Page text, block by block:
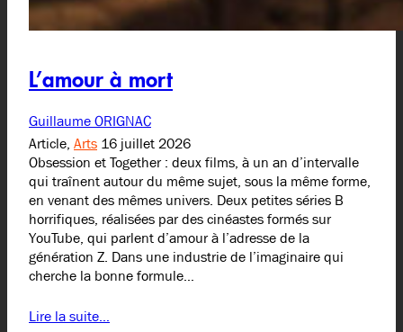
L’amour à mort
Guillaume ORIGNAC
Article, Arts 16 juillet 2026
Obsession et Together : deux films, à un an d’intervalle
qui traînent autour du même sujet, sous la même forme,
en venant des mêmes univers. Deux petites séries B
horrifiques, réalisées par des cinéastes formés sur
YouTube, qui parlent d’amour à l’adresse de la
génération Z. Dans une industrie de l’imaginaire qui
cherche la bonne formule…
Lire la suite…